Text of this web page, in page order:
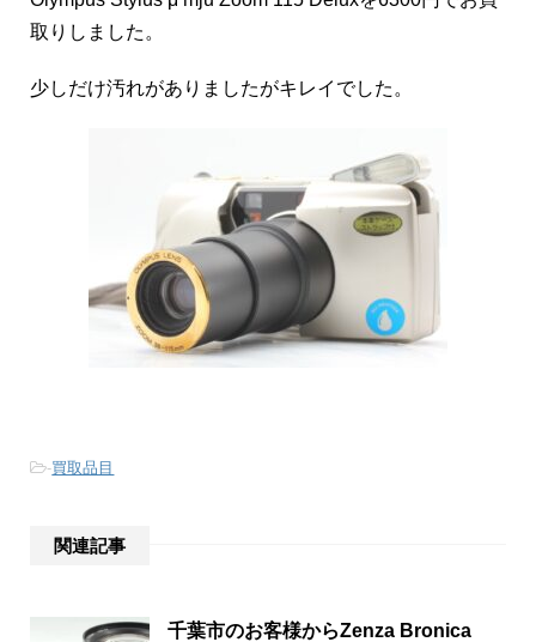
取りしました。
少しだけ汚れがありましたがキレイでした。
-買取品目
関連記事
千葉市のお客様からZenza Bronica